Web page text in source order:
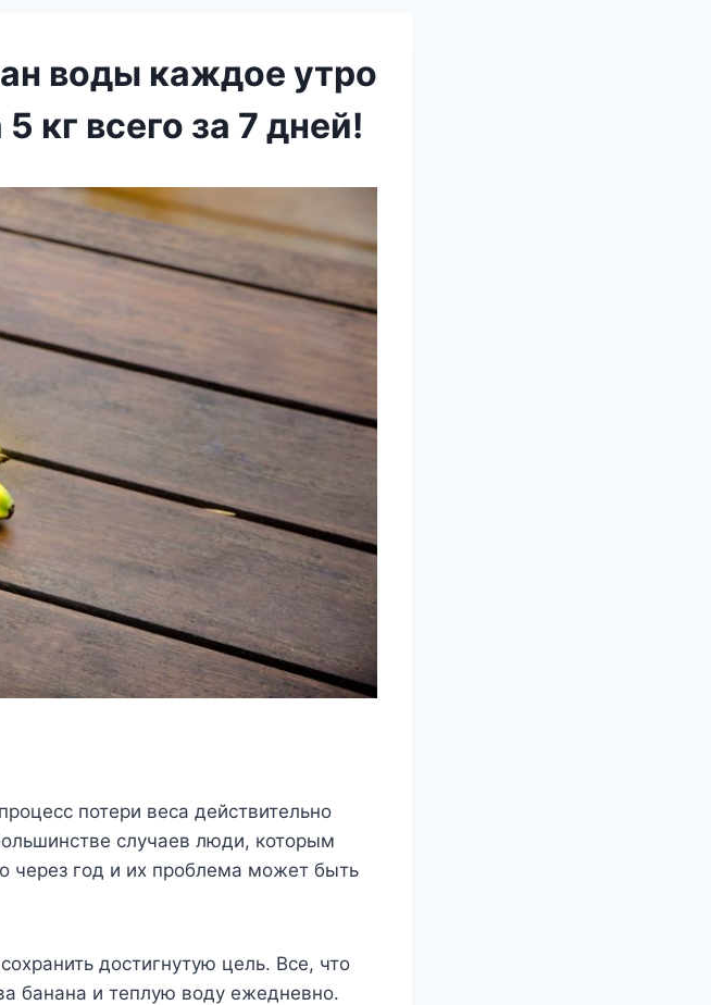
воды каждое утро
кг всего за 7 дней!
потери веса действительно
случаев люди, которым
через год и их проблема может быть
достигнутую цель. Все, что
банана и теплую воду ежедневно.